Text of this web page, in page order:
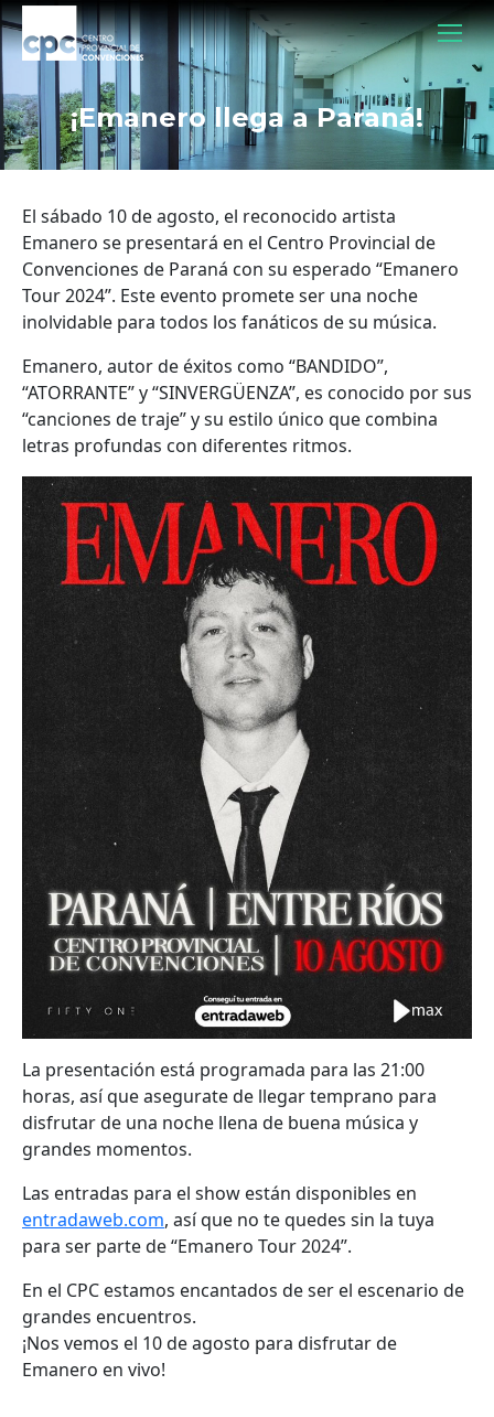
¡Emanero llega a Paraná!
El sábado 10 de agosto, el reconocido artista
Emanero se presentará en el Centro Provincial de
Convenciones de Paraná con su esperado “Emanero
Tour 2024”. Este evento promete ser una noche
inolvidable para todos los fanáticos de su música.
Emanero, autor de éxitos como “BANDIDO”,
“ATORRANTE” y “SINVERGÜENZA”, es conocido por sus
“canciones de traje” y su estilo único que combina
letras profundas con diferentes ritmos.
La presentación está programada para las 21:00
horas, así que asegurate de llegar temprano para
disfrutar de una noche llena de buena música y
grandes momentos.
Las entradas para el show están disponibles en
entradaweb.com, así que no te quedes sin la tuya
para ser parte de “Emanero Tour 2024”.
En el CPC estamos encantados de ser el escenario de
grandes encuentros.
¡Nos vemos el 10 de agosto para disfrutar de
Emanero en vivo!